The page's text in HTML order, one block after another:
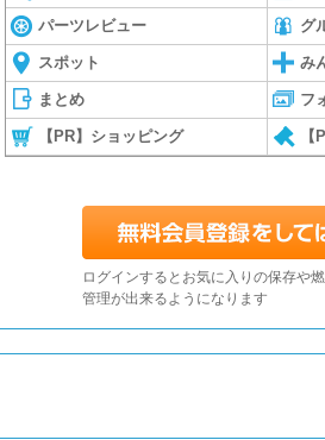
パーツレビュー グ
スポット み
まとめ フ
【PR】ショッピング
ログインするとお気に入りの保存や
管理が出来るようになります